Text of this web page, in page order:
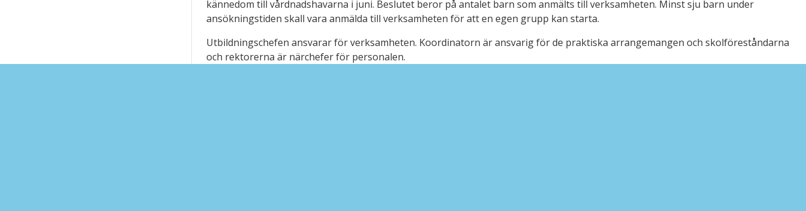
kännedom till vårdnadshavarna i juni. Beslutet beror på antalet barn som anmälts till verksamheten. Minst sju barn under
ansökningstiden skall vara anmälda till verksamheten för att en egen grupp kan starta.
Utbildningschefen ansvarar för verksamheten. Koordinatorn är ansvarig för de praktiska arrangemangen och skolföreståndarna
och rektorerna är närchefer för personalen.